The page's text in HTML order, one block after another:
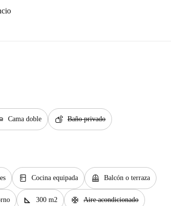
Cama doble soap Baño privado
kitchen Cocina equipada balcony Balcón o terraza
square_foot 300 m2 ac_unit Aire acondicionado